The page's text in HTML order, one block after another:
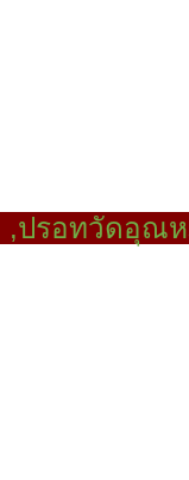
,ปรอทวัดอุณ